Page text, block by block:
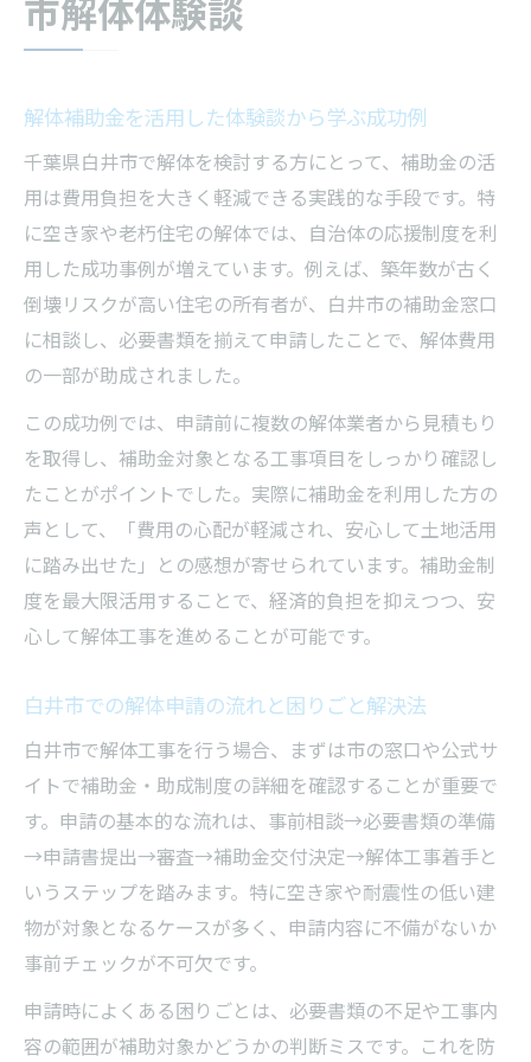
解体補助金を活用した体験談から学ぶ成功例
千葉県白井市で解体を検討する方にとって、補助金の活
用は費用負担を大きく軽減できる実践的な手段です。特
に空き家や老朽住宅の解体では、自治体の応援制度を利
用した成功事例が増えています。例えば、築年数が古く
倒壊リスクが高い住宅の所有者が、白井市の補助金窓口
に相談し、必要書類を揃えて申請したことで、解体費用
の一部が助成されました。
この成功例では、申請前に複数の解体業者から見積もり
を取得し、補助金対象となる工事項目をしっかり確認し
たことがポイントでした。実際に補助金を利用した方の
声として、「費用の心配が軽減され、安心して土地活用
に踏み出せた」との感想が寄せられています。補助金制
度を最大限活用することで、経済的負担を抑えつつ、安
心して解体工事を進めることが可能です。
白井市での解体申請の流れと困りごと解決法
白井市で解体工事を行う場合、まずは市の窓口や公式サ
イトで補助金・助成制度の詳細を確認することが重要で
す。申請の基本的な流れは、事前相談→必要書類の準備
→申請書提出→審査→補助金交付決定→解体工事着手と
いうステップを踏みます。特に空き家や耐震性の低い建
物が対象となるケースが多く、申請内容に不備がないか
事前チェックが不可欠です。
申請時によくある困りごとは、必要書類の不足や工事内
容の範囲が補助対象かどうかの判断ミスです。これを防